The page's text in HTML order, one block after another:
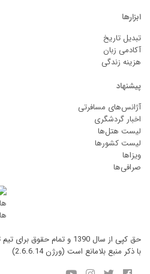
ابزارها
تبدیل تاریخ
آکادمی زبان
هزینه زندگی
پیشنهاد
آژانس‌های مسافرتی
اخبار گردشگری
لیست هتل‌ها
لیست کشورها
ویزاها
صرافی‌ها
حق کپی از سال 1390 و تمام
با ذکر منبع بلامانع است (ورژن 2.6.6.14)